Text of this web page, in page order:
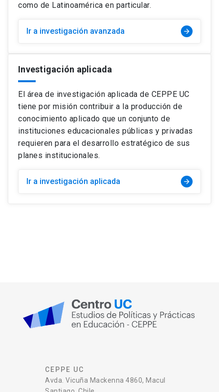
como de Latinoamérica en particular.
Ir a investigación avanzada arrow_forward
Investigación aplicada
El área de investigación aplicada de CEPPE UC
tiene por misión contribuir a la producción de
conocimiento aplicado que un conjunto de
instituciones educacionales públicas y privadas
requieren para el desarrollo estratégico de sus
planes institucionales.
Ir a investigación aplicada arrow_forward
CEPPE UC
Avda. Vicuña Mackenna 4860, Macul